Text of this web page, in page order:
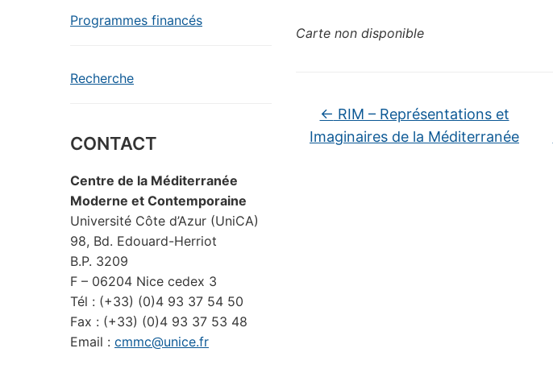
Programmes financés
Recherche
CONTACT
Centre de la Méditerranée
Moderne et Contemporaine
Université Côte d’Azur (UniCA)
98, Bd. Edouard-Herriot
B.P. 3209
F – 06204 Nice cedex 3
Tél : (+33) (0)4 93 37 54 50
Fax : (+33) (0)4 93 37 53 48
Email : cmmc@unice.fr
Carte non disponible
← RIM – Représentations et
Imaginaires de la Méditerranée